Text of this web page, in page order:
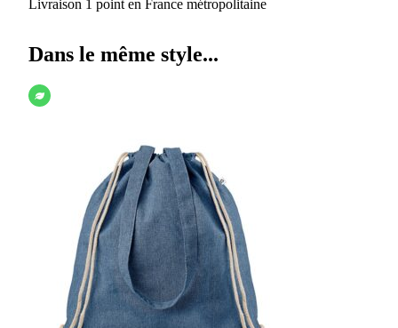
Livraison 1 point en France métropolitaine
Dans le même style...